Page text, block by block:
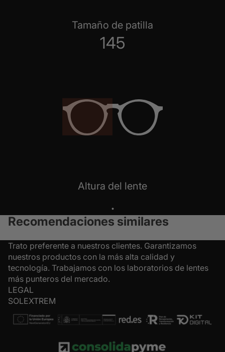
Tamaño de patilla
145
Altura del lente
.
Recomendaciones similares
Trato preferente a nuestros clientes. Garantizamos
nuestros productos con la más alta calidad y
tecnología. Trabajamos con los laboratorios de lentes
más punteros del mercado.
LEGAL
SOLEXTREM